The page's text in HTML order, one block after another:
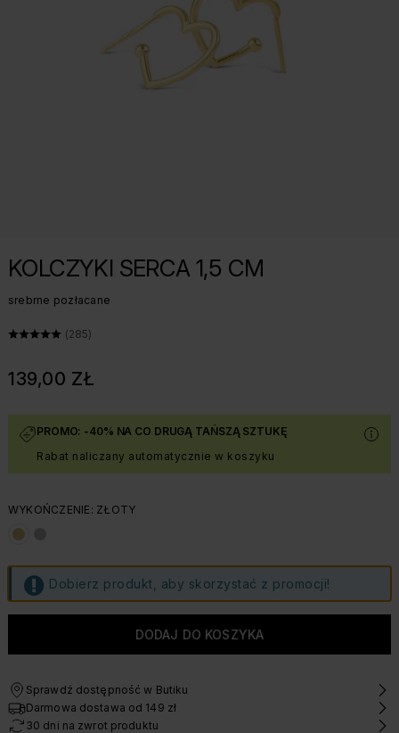
KOLCZYKI SERCA 1,5 CM
srebrne pozłacane
ŚREDNIA OCENA: 5 Z 5, LICZBA OPINII: 285
(285)
139,00 ZŁ
PROMO: -40% NA CO DRUGĄ TAŃSZĄ SZTUKĘ
Rabat naliczany automatycznie w koszyku
WYKOŃCZENIE: ZŁOTY
Dobierz produkt, aby skorzystać z promocji!
Sprawdź dostępność w Butiku
Darmowa dostawa od 149 zł
30 dni na zwrot produktu